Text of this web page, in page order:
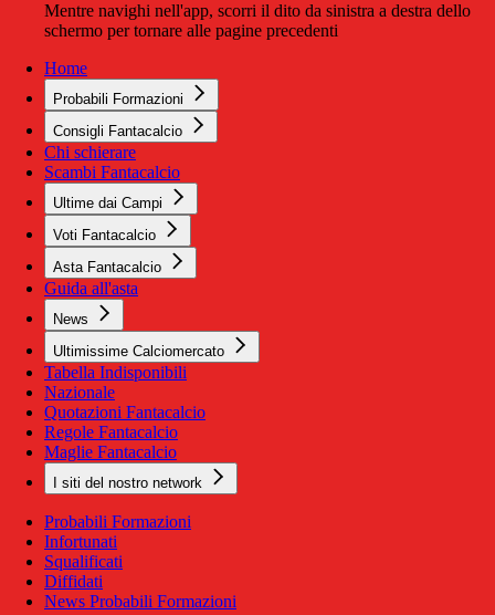
Mentre navighi nell'app, scorri il dito da sinistra a destra dello
schermo per tornare alle pagine precedenti
Home
Probabili Formazioni
Consigli Fantacalcio
Chi schierare
Scambi Fantacalcio
Ultime dai Campi
Voti Fantacalcio
Asta Fantacalcio
Guida all'asta
News
Ultimissime Calciomercato
Tabella Indisponibili
Nazionale
Quotazioni Fantacalcio
Regole Fantacalcio
Maglie Fantacalcio
I siti del nostro network
Probabili Formazioni
Infortunati
Squalificati
Diffidati
News Probabili Formazioni